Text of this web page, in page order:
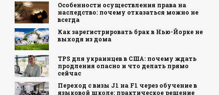
Особенности осуществления права на
наследство: почему отказаться можно не
всегда
Как зарегистрировать брак в Нью-Йорке не
выходя из дома
TPS для украинцев в США: почему ждать
продления опасно и что делать прямо
сейчас
Переход с визы J1 на F1 через обучение в
языковой школе: практическое решение